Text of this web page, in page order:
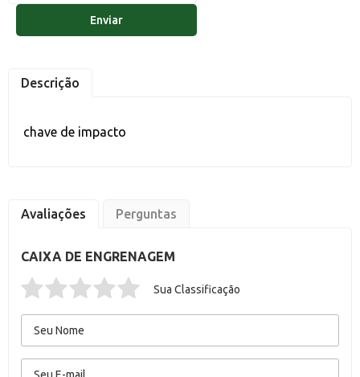
Enviar
Descrição
chave de impacto
Avaliações Perguntas
CAIXA DE ENGRENAGEM
Sua Classificação